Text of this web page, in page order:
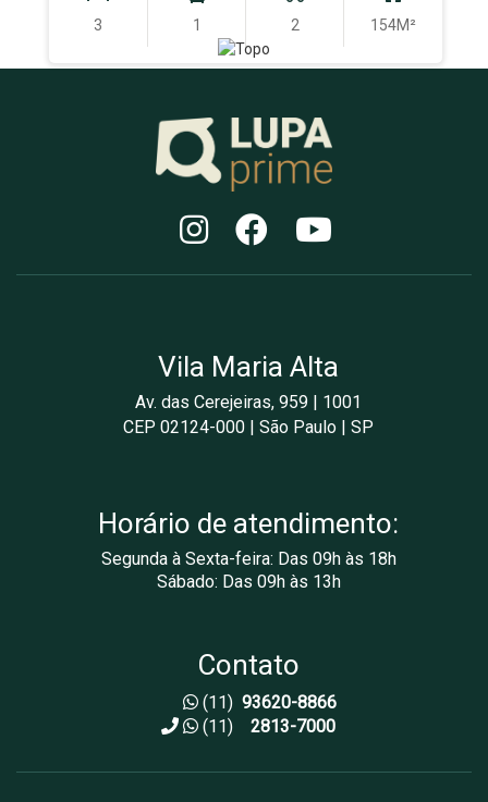
3 1 2 154M²
Vila Maria Alta
Av. das Cerejeiras, 959 | 1001
CEP 02124-000 | São Paulo | SP
Horário de atendimento:
Segunda à Sexta-feira: Das 09h às 18h
Sábado: Das 09h às 13h
Contato
(11) 93620-8866
(11)2813-7000